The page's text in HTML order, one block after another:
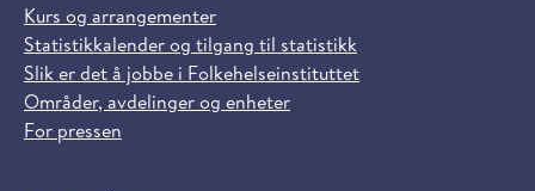
Kurs og arrangementer
Statistikkalender og tilgang til statistikk
Slik er det å jobbe i Folkehelseinstituttet
Områder, avdelinger og enheter
For pressen